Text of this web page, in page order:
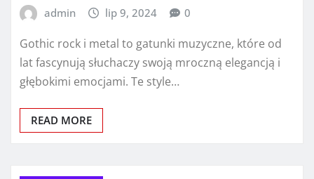
admin lip 9, 2024 0
Gothic rock i metal to gatunki muzyczne, które od
lat fascynują słuchaczy swoją mroczną elegancją i
głębokimi emocjami. Te style…
READ MORE